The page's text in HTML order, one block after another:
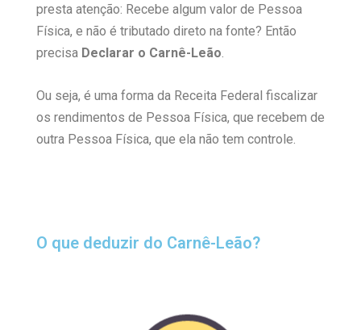
presta atenção: Recebe algum valor de Pessoa
Física, e não é tributado direto na fonte? Então
precisa Declarar o Carnê-Leão.
Ou seja, é uma forma da Receita Federal fiscalizar
os rendimentos de Pessoa Física, que recebem de
outra Pessoa Física, que ela não tem controle.
O que deduzir do Carnê-Leão?